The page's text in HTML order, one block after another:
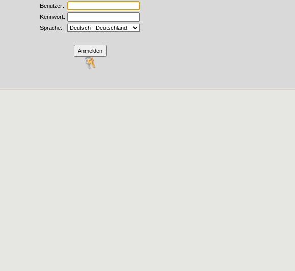
Benutzer:
Kennwort:
Sprache: